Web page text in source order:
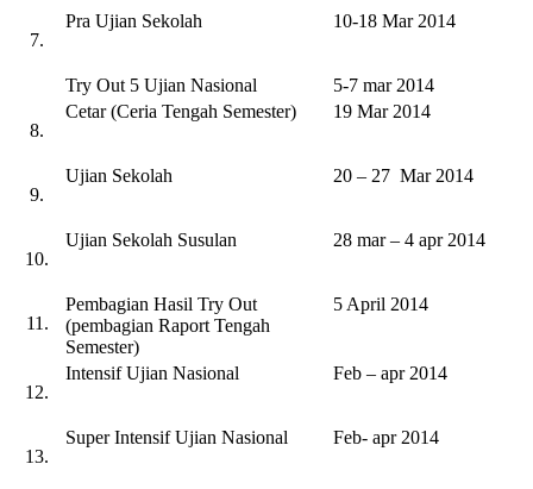
7.
Pra Ujian Sekolah 10-18 Mar 2014
Try Out 5 Ujian Nasional 5-7 mar 2014
8.
Cetar (Ceria Tengah Semester) 19 Mar 2014
9.
Ujian Sekolah 20 – 27 Mar 2014
10.
Ujian Sekolah Susulan 28 mar – 4 apr 2014
11.
Pembagian Hasil Try Out
(pembagian Raport Tengah
Semester)
5 April 2014
12.
Intensif Ujian Nasional Feb – apr 2014
13.
Super Intensif Ujian Nasional Feb- apr 2014